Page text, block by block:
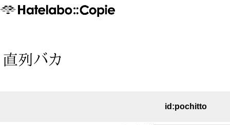
id:pochitto